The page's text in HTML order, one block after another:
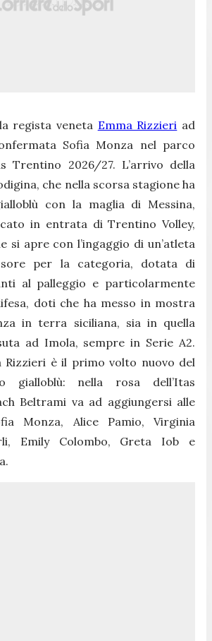
regista veneta Emma Rizzieri ad
Sofia Monza nel parco
Trentino 2026/27. L’arrivo della
che nella scorsa stagione ha
con la maglia di Messina,
in entrata di Trentino Volley,
si apre con l’ingaggio di un’atleta
per la categoria, dotata di
al palleggio e particolarmente
doti che ha messo in mostra
in terra siciliana, sia in quella
ad Imola, sempre in Serie A2.
Rizzieri è il primo volto nuovo del
gialloblù: nella rosa dell’Itas
Beltrami va ad aggiungersi alle
Monza, Alice Pamio, Virginia
Emily Colombo, Greta Iob e